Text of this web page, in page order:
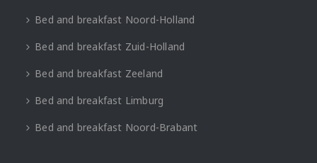
Bed and breakfast Noord-Holland
Bed and breakfast Zuid-Holland
Bed and breakfast Zeeland
Bed and breakfast Limburg
Bed and breakfast Noord-Brabant